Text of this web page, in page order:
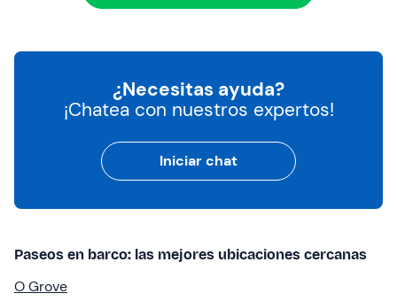
¿Necesitas ayuda?
¡Chatea con nuestros expertos!
Iniciar chat
Paseos en barco: las mejores ubicaciones cercanas
O Grove